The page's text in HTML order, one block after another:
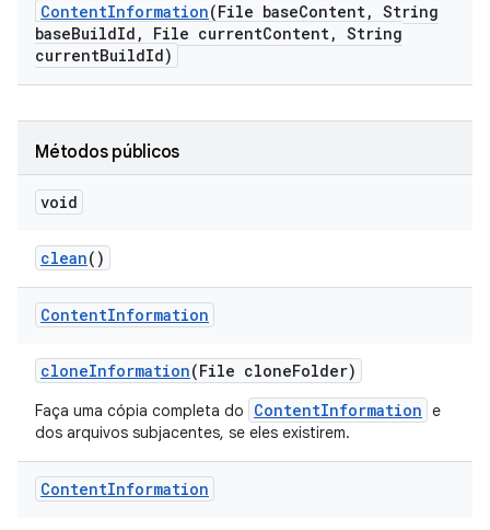
ContentInformation(File baseContent, String
baseBuildId , File currentContent, String
currentBuildId)
Métodos públicos
void
clean()
ContentInformation
cloneInformation(File cloneFolder)
Faça uma cópia completa do ContentInformation e
dos arquivos subjacentes, se eles existirem.
ContentInformation